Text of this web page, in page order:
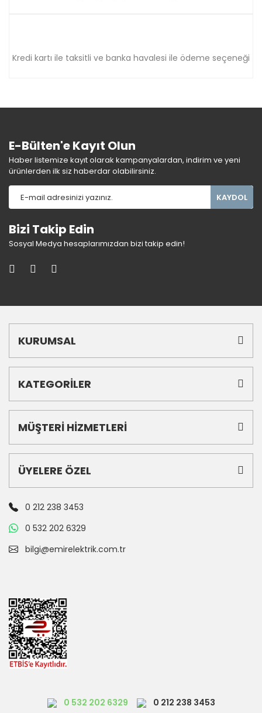
Kredi kartı ile taksitli ve banka havalesi ile ödeme seçeneği
E-Bülten'e Kayıt Olun
Haber listemize kayıt olarak kampanyalardan, indirim ve yeni
ürünlerden ilk siz haberdar olabilirsiniz.
KAYDOL
Bizi Takip Edin
Sosyal Medya hesaplarımızdan bizi takip edin!
KURUMSAL
KATEGORİLER
MÜŞTERİ HİZMETLERİ
ÜYELERE ÖZEL
0 212 238 3453
0 532 202 6329
bilgi@emirelektrik.com.tr
0 532 202 6329 0 212 238 3453